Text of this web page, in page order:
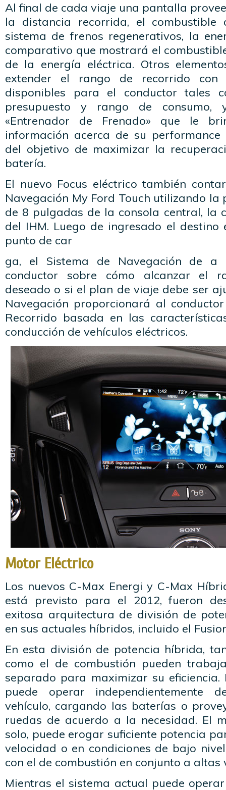
Al final de cada viaje una pantalla
la distancia recorrida, el combustible
sistema de frenos regenerativos, la
comparativo que mostrará el
de la energía eléctrica. Otros
extender el rango de recorrido con
disponibles para el conductor tales
presupuesto y rango de consumo,
«Entrenador de Frenado» que le
información acerca de su
del objetivo de maximizar la
batería.
El nuevo Focus eléctrico también
Navegación My Ford Touch utilizando la
de 8 pulgadas de la consola central, la
del IHM. Luego de ingresado el
punto de car
ga, el Sistema de Navegación de a
conductor sobre cómo alcanzar el
deseado o si el plan de viaje debe ser
Navegación proporcionará al
Recorrido basada en las
conducción de vehículos eléctricos.
Motor Eléctrico
Los nuevos C-Max Energi y C-Max
está previsto para el 2012, fueron
exitosa arquitectura de división de
en sus actuales híbridos, incluido el
En esta división de potencia híbrida,
como el de combustión pueden
separado para maximizar su eficiencia.
puede operar independientemente
vehículo, cargando las baterías o
ruedas de acuerdo a la necesidad. El
solo, puede erogar suficiente potencia
velocidad o en condiciones de bajo
con el de combustión en conjunto a altas
Mientras el sistema actual puede